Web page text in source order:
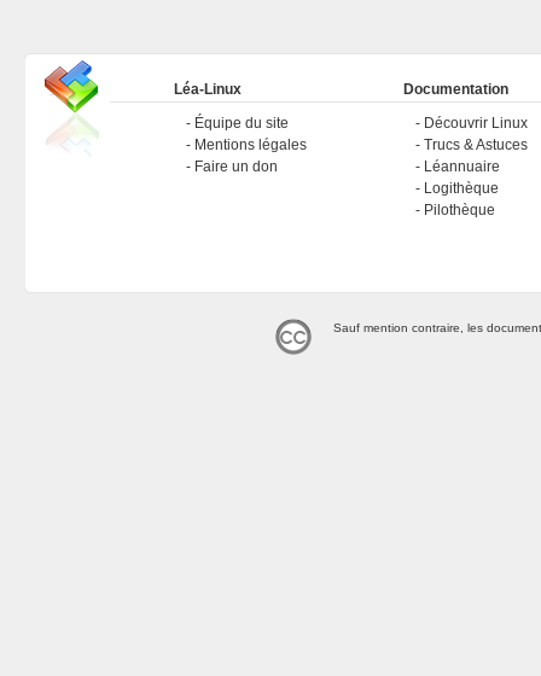
Léa-Linux
Équipe du site
Mentions légales
Faire un don
Documentation
Découvrir Linux
Trucs & Astuces
Léannuaire
Logithèque
Pilothèque
Sauf mention contraire, les